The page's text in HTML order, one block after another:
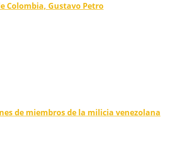
Colombia, Gustavo Petro
de miembros de la milicia venezolana